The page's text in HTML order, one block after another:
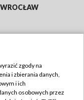
WROCŁAW
zgody na
i zbierania danych,
i ich
osobowych przez